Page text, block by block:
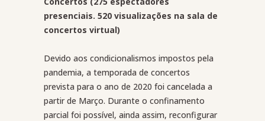
presenciais. 520 visualizações na sala de
concertos virtual)
Devido aos condicionalismos impostos pela
pandemia, a temporada de concertos
prevista para o ano de 2020 foi cancelada a
partir de Março. Durante o confinamento
parcial foi possível, ainda assim, reconfigurar